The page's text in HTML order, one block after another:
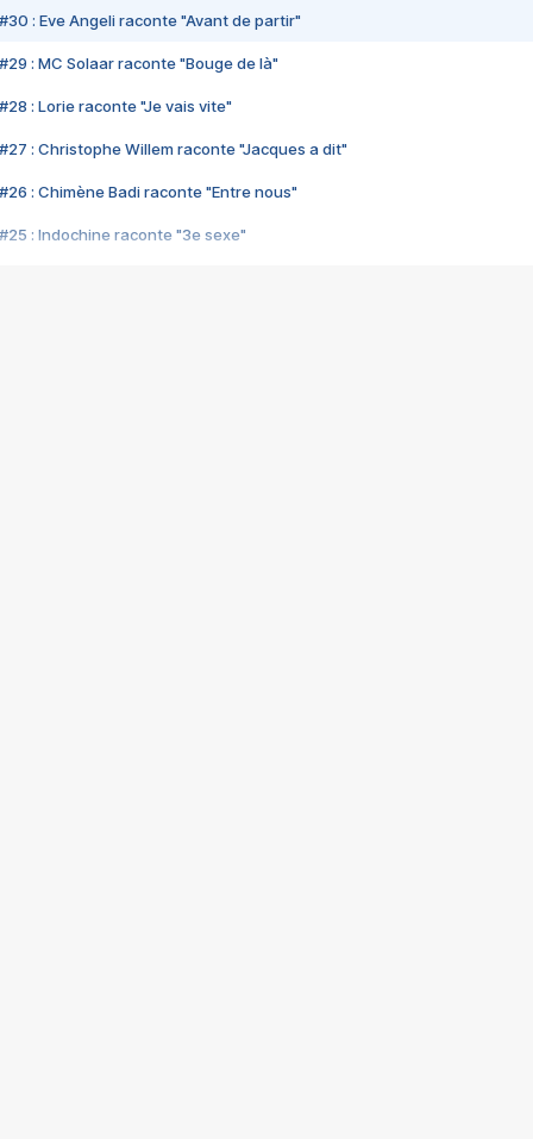
#30 : Eve Angeli raconte "Avant de partir"
#29 : MC Solaar raconte "Bouge de là"
#28 : Lorie raconte "Je vais vite"
#27 : Christophe Willem raconte "Jacques a dit"
#26 : Chimène Badi raconte "Entre nous"
#25 : Indochine raconte "3e sexe"